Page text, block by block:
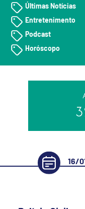
Últimas Notícias
Entretenimento
Podcast
Horóscopo
16/